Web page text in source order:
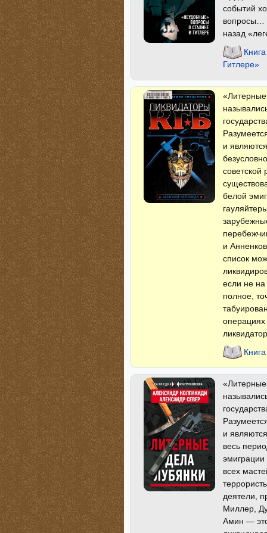
событий
вопросы…
назад
Гитлере»
и
советской
белой
и
список
если не
полное,
и
весь
всех
деятели,
Миллер,
Амин —